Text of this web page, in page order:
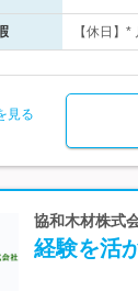
【休日
見る
協和木材株式
経験を活